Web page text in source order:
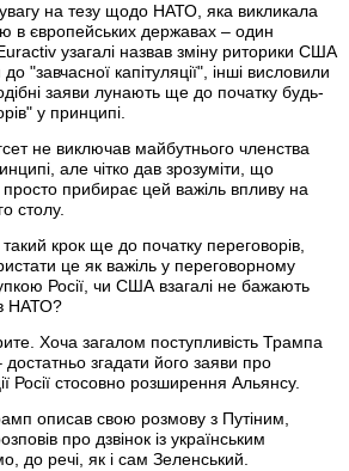
на тезу щодо НАТО, яка викликала
в європейських державах – один
узагалі назвав зміну риторики США
"завчасної капітуляції", інші висловили
заяви лунають ще до початку будь-
у принципі.
не виключав майбутнього членства
але чітко дав зрозуміти, що
просто прибирає цей важіль впливу на
столу.
крок ще до початку переговорів,
це як важіль у переговорному
Росії, чи США взагалі не бажають
НАТО?
Хоча загалом поступливість Трампа
згадати його заяви про
Росії стосовно розширення Альянсу.
описав свою розмову з Путіним,
про дзвінок із українським
до речі, як і сам Зеленський.